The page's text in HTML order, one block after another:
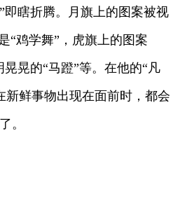
即瞎折腾。月旗上的图案被视
“鸡学舞”，虎旗上的图案
晃的“马蹬”等。在他的“凡
鲜事物出现在面前时，都会
。